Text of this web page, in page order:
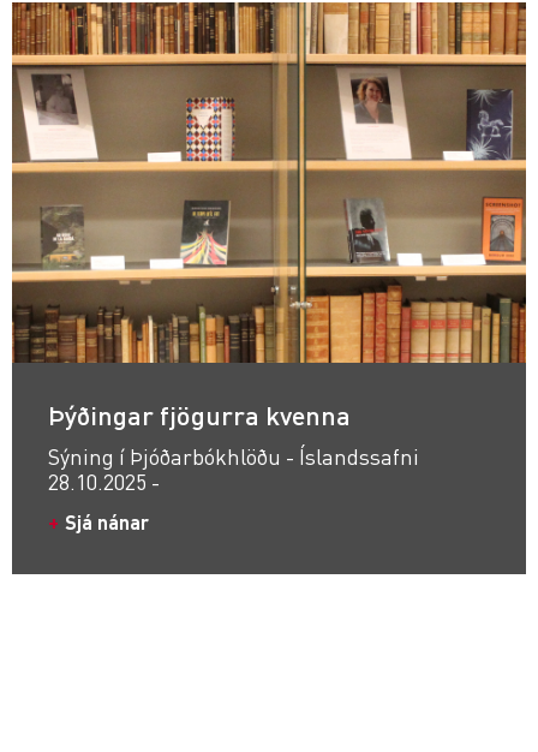
Þýðingar fjögurra kvenna
Sýning í Þjóðarbókhlöðu - Íslandssafni
28.10.2025 -
Sjá nánar